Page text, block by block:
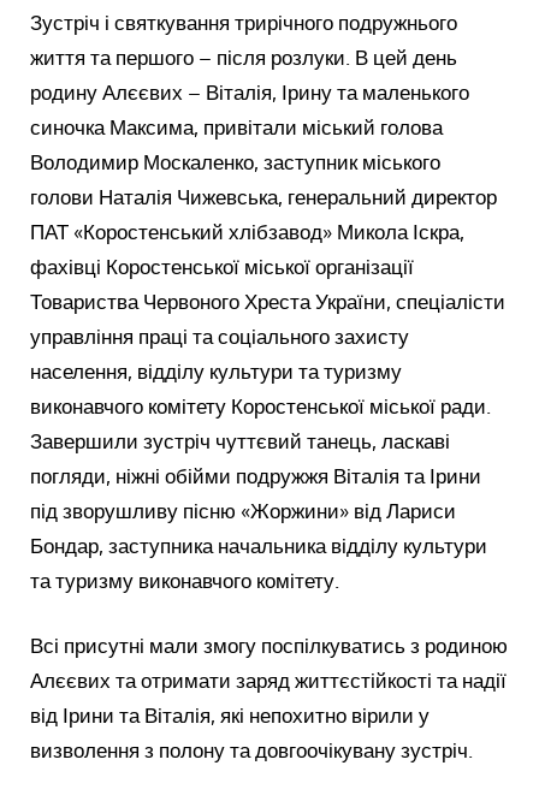
Зустріч і святкування трирічного подружнього
життя та першого – після розлуки. В цей день
родину Алєєвих – Віталія, Ірину та маленького
синочка Максима, привітали міський голова
Володимир Москаленко, заступник міського
голови Наталія Чижевська, генеральний директор
ПАТ «Коростенський хлібзавод» Микола Іскра,
фахівці Коростенської міської організації
Товариства Червоного Хреста України, спеціалісти
управління праці та соціального захисту
населення, відділу культури та туризму
виконавчого комітету Коростенської міської ради.
Завершили зустріч чуттєвий танець, ласкаві
погляди, ніжні обійми подружжя Віталія та Ірини
під зворушливу пісню «Жоржини» від Лариси
Бондар, заступника начальника відділу культури
та туризму виконавчого комітету.
Всі присутні мали змогу поспілкуватись з родиною
Алєєвих та отримати заряд життєстійкості та надії
від Ірини та Віталія, які непохитно вірили у
визволення з полону та довгоочікувану зустріч.